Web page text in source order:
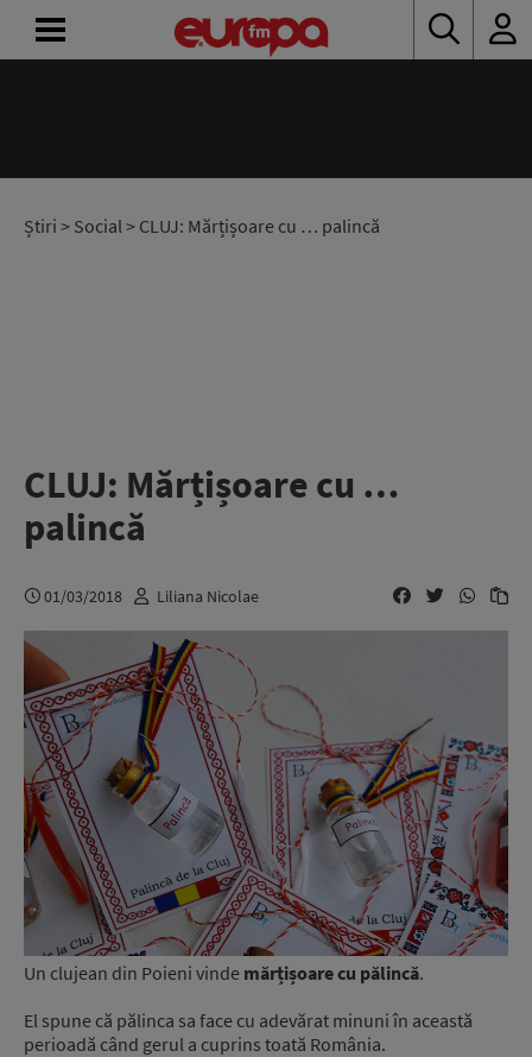
Știri > Social> CLUJ: Mărțișoare cu … palincă
CLUJ: Mărțișoare cu …
palincă
01/03/2018 Liliana Nicolae
Un clujean din Poieni vinde mărțișoare cu pălincă.
El spune că pălinca sa face cu adevărat minuni în această
perioadă când gerul a cuprins toată România.
RADIO